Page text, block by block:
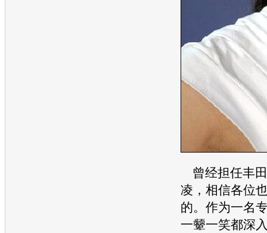
曾经担任丰田
凌，相信各位
的。作为一名
一颦一笑都深